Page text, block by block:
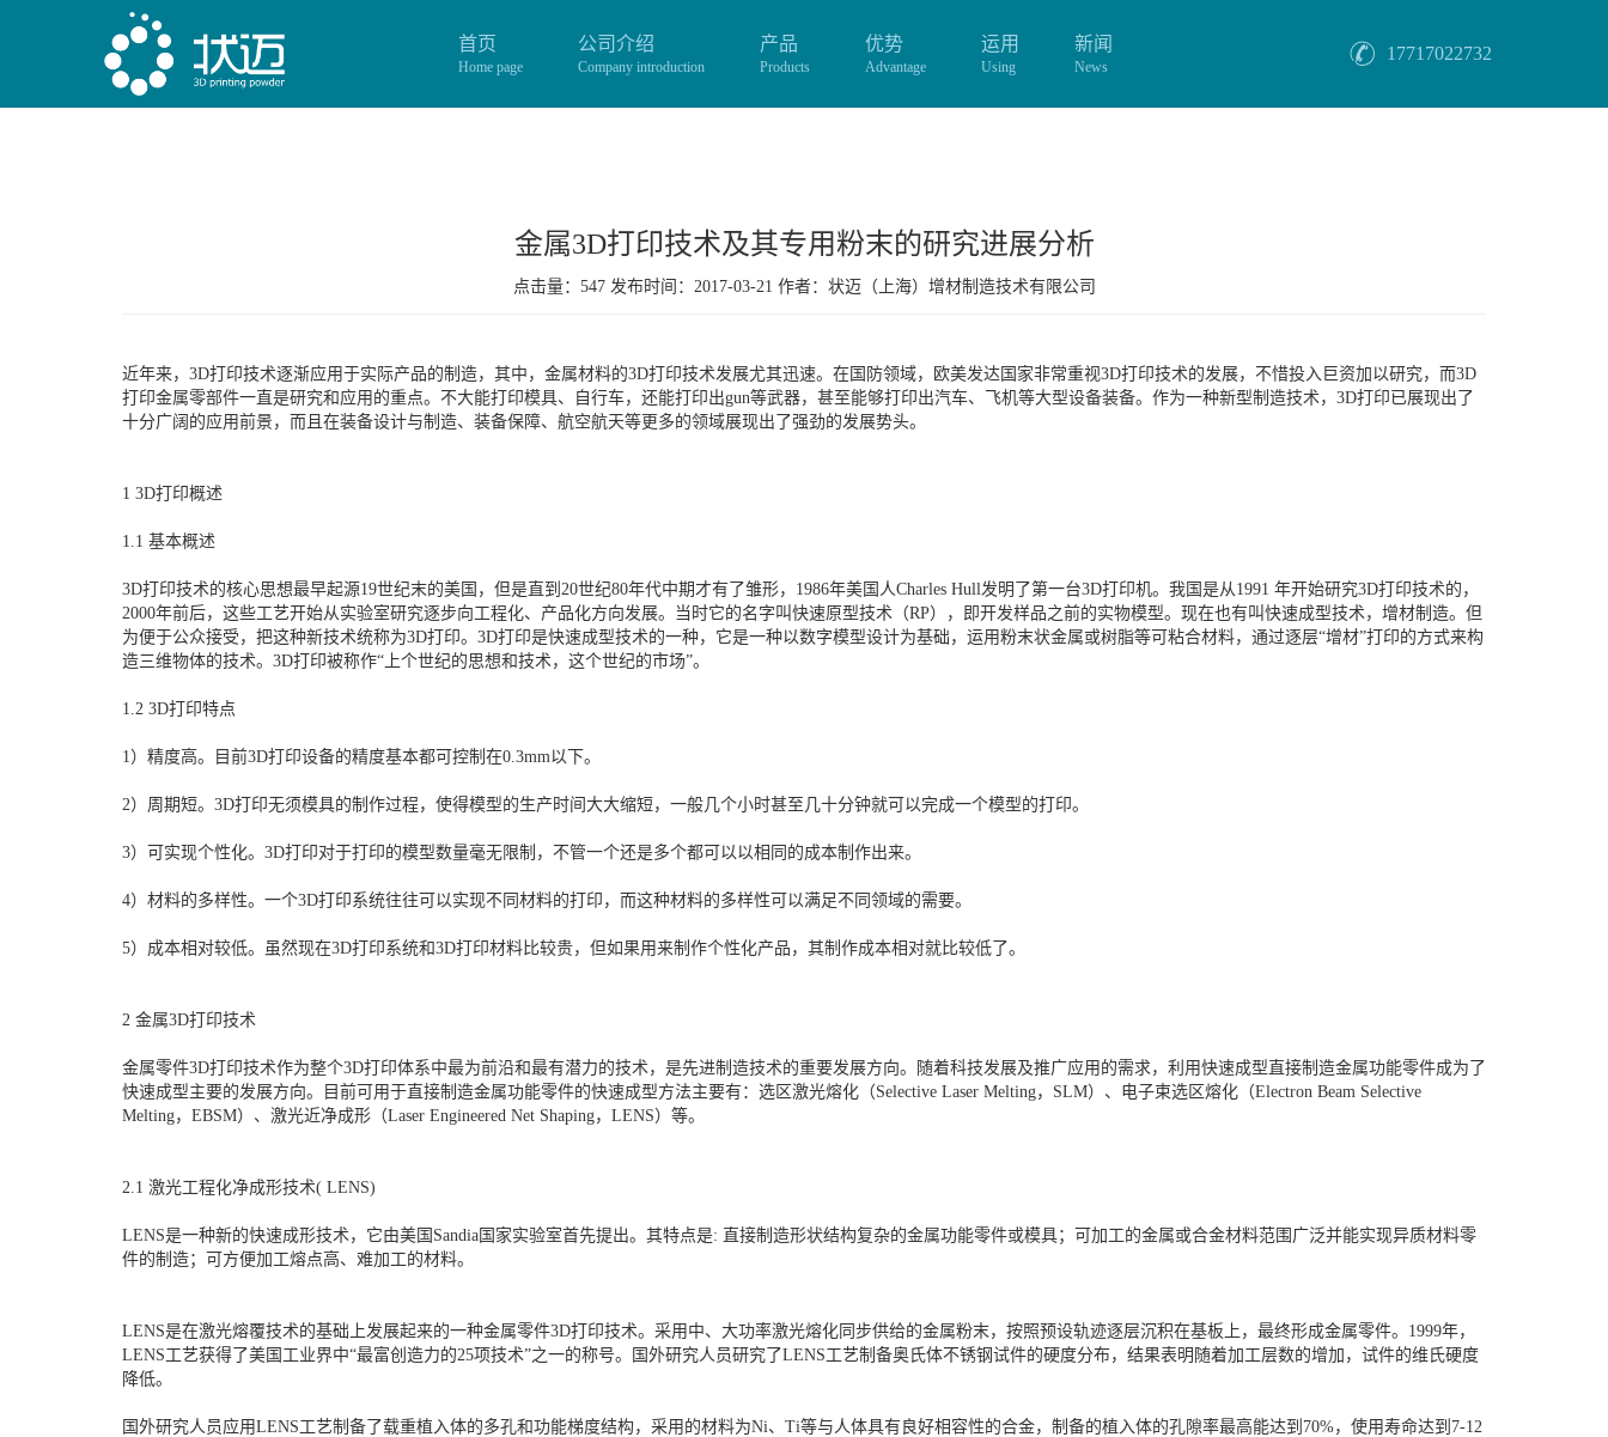
首页
Home page
公司介绍
Company introduction
产品
Products
优势
Advantage
运用
Using
新闻
News
17717022732
金属3D打印技术及其专用粉末的研究进展分析
点击量：547 发布时间：2017-03-21 作者： 状迈（上海）增材制造技术有限公司
近年来，3D打印技术逐渐应用于实际产品的制造，其中，金属材料的3D打印技术发展尤其迅速。在国防领域，欧美发达国家非常重视3D打印技术的发展，不惜投入巨资加以研究，而3D
打印金属零部件一直是研究和应用的重点。不大能打印模具、自行车，还能打印出gun等武器，甚至能够打印出汽车、飞机等大型设备装备。作为一种新型制造技术，3D打印已展现出了
十分广阔的应用前景，而且在装备设计与制造、装备保障、航空航天等更多的领域展现出了强劲的发展势头。
1 3D打印概述
1.1 基本概述
3D打印技术的核心思想最早起源19世纪末的美国，但是直到20世纪80年代中期才有了雏形，1986年美国人Charles Hull发明了第一台3D打印机。我国是从1991 年开始研究3D打印技术的，
2000年前后，这些工艺开始从实验室研究逐步向工程化、产品化方向发展。当时它的名字叫快速原型技术（RP），即开发样品之前的实物模型。现在也有叫快速成型技术，增材制造。但
为便于公众接受，把这种新技术统称为3D打印。3D打印是快速成型技术的一种，它是一种以数字模型设计为基础，运用粉末状金属或树脂等可粘合材料，通过逐层“增材”打印的方式来构
造三维物体的技术。3D打印被称作“上个世纪的思想和技术，这个世纪的市场”。
1.2 3D打印特点
1）精度高。目前3D打印设备的精度基本都可控制在0.3mm以下。
2）周期短。3D打印无须模具的制作过程，使得模型的生产时间大大缩短，一般几个小时甚至几十分钟就可以完成一个模型的打印。
3）可实现个性化。3D打印对于打印的模型数量毫无限制，不管一个还是多个都可以以相同的成本制作出来。
4）材料的多样性。一个3D打印系统往往可以实现不同材料的打印，而这种材料的多样性可以满足不同领域的需要。
5）成本相对较低。虽然现在3D打印系统和3D打印材料比较贵，但如果用来制作个性化产品，其制作成本相对就比较低了。
2 金属3D打印技术
金属零件3D打印技术作为整个3D打印体系中最为前沿和最有潜力的技术，是先进制造技术的重要发展方向。随着科技发展及推广应用的需求，利用快速成型直接制造金属功能零件成为了
快速成型主要的发展方向。目前可用于直接制造金属功能零件的快速成型方法主要有：选区激光熔化（Selective Laser Melting，SLM）、电子束选区熔化（Electron Beam Selective
Melting，EBSM）、激光近净成形（Laser Engineered Net Shaping，LENS）等。
2.1 激光工程化净成形技术( LENS)
LENS是一种新的快速成形技术，它由美国Sandia国家实验室首先提出。其特点是: 直接制造形状结构复杂的金属功能零件或模具；可加工的金属或合金材料范围广泛并能实现异质材料零
件的制造；可方便加工熔点高、难加工的材料。
LENS是在激光熔覆技术的基础上发展起来的一种金属零件3D打印技术。采用中、大功率激光熔化同步供给的金属粉末，按照预设轨迹逐层沉积在基板上，最终形成金属零件。1999年，
LENS工艺获得了美国工业界中“最富创造力的25项技术”之一的称号。国外研究人员研究了LENS工艺制备奥氏体不锈钢试件的硬度分布，结果表明随着加工层数的增加，试件的维氏硬度
降低。
国外研究人员应用LENS工艺制备了载重植入体的多孔和功能梯度结构，采用的材料为Ni、Ti等与人体具有良好相容性的合金，制备的植入体的孔隙率最高能达到70%，使用寿命达到7-12